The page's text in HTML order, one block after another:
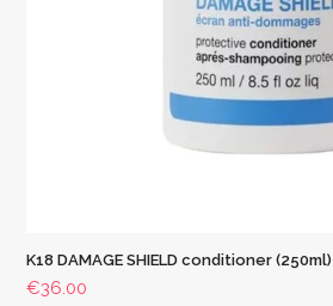
K18 DAMAGE SHIELD conditioner (250ml)
€36.00